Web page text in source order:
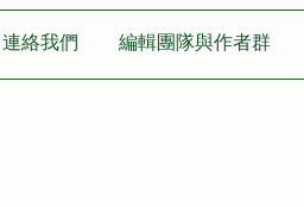
連絡我們 編輯團隊與作者群